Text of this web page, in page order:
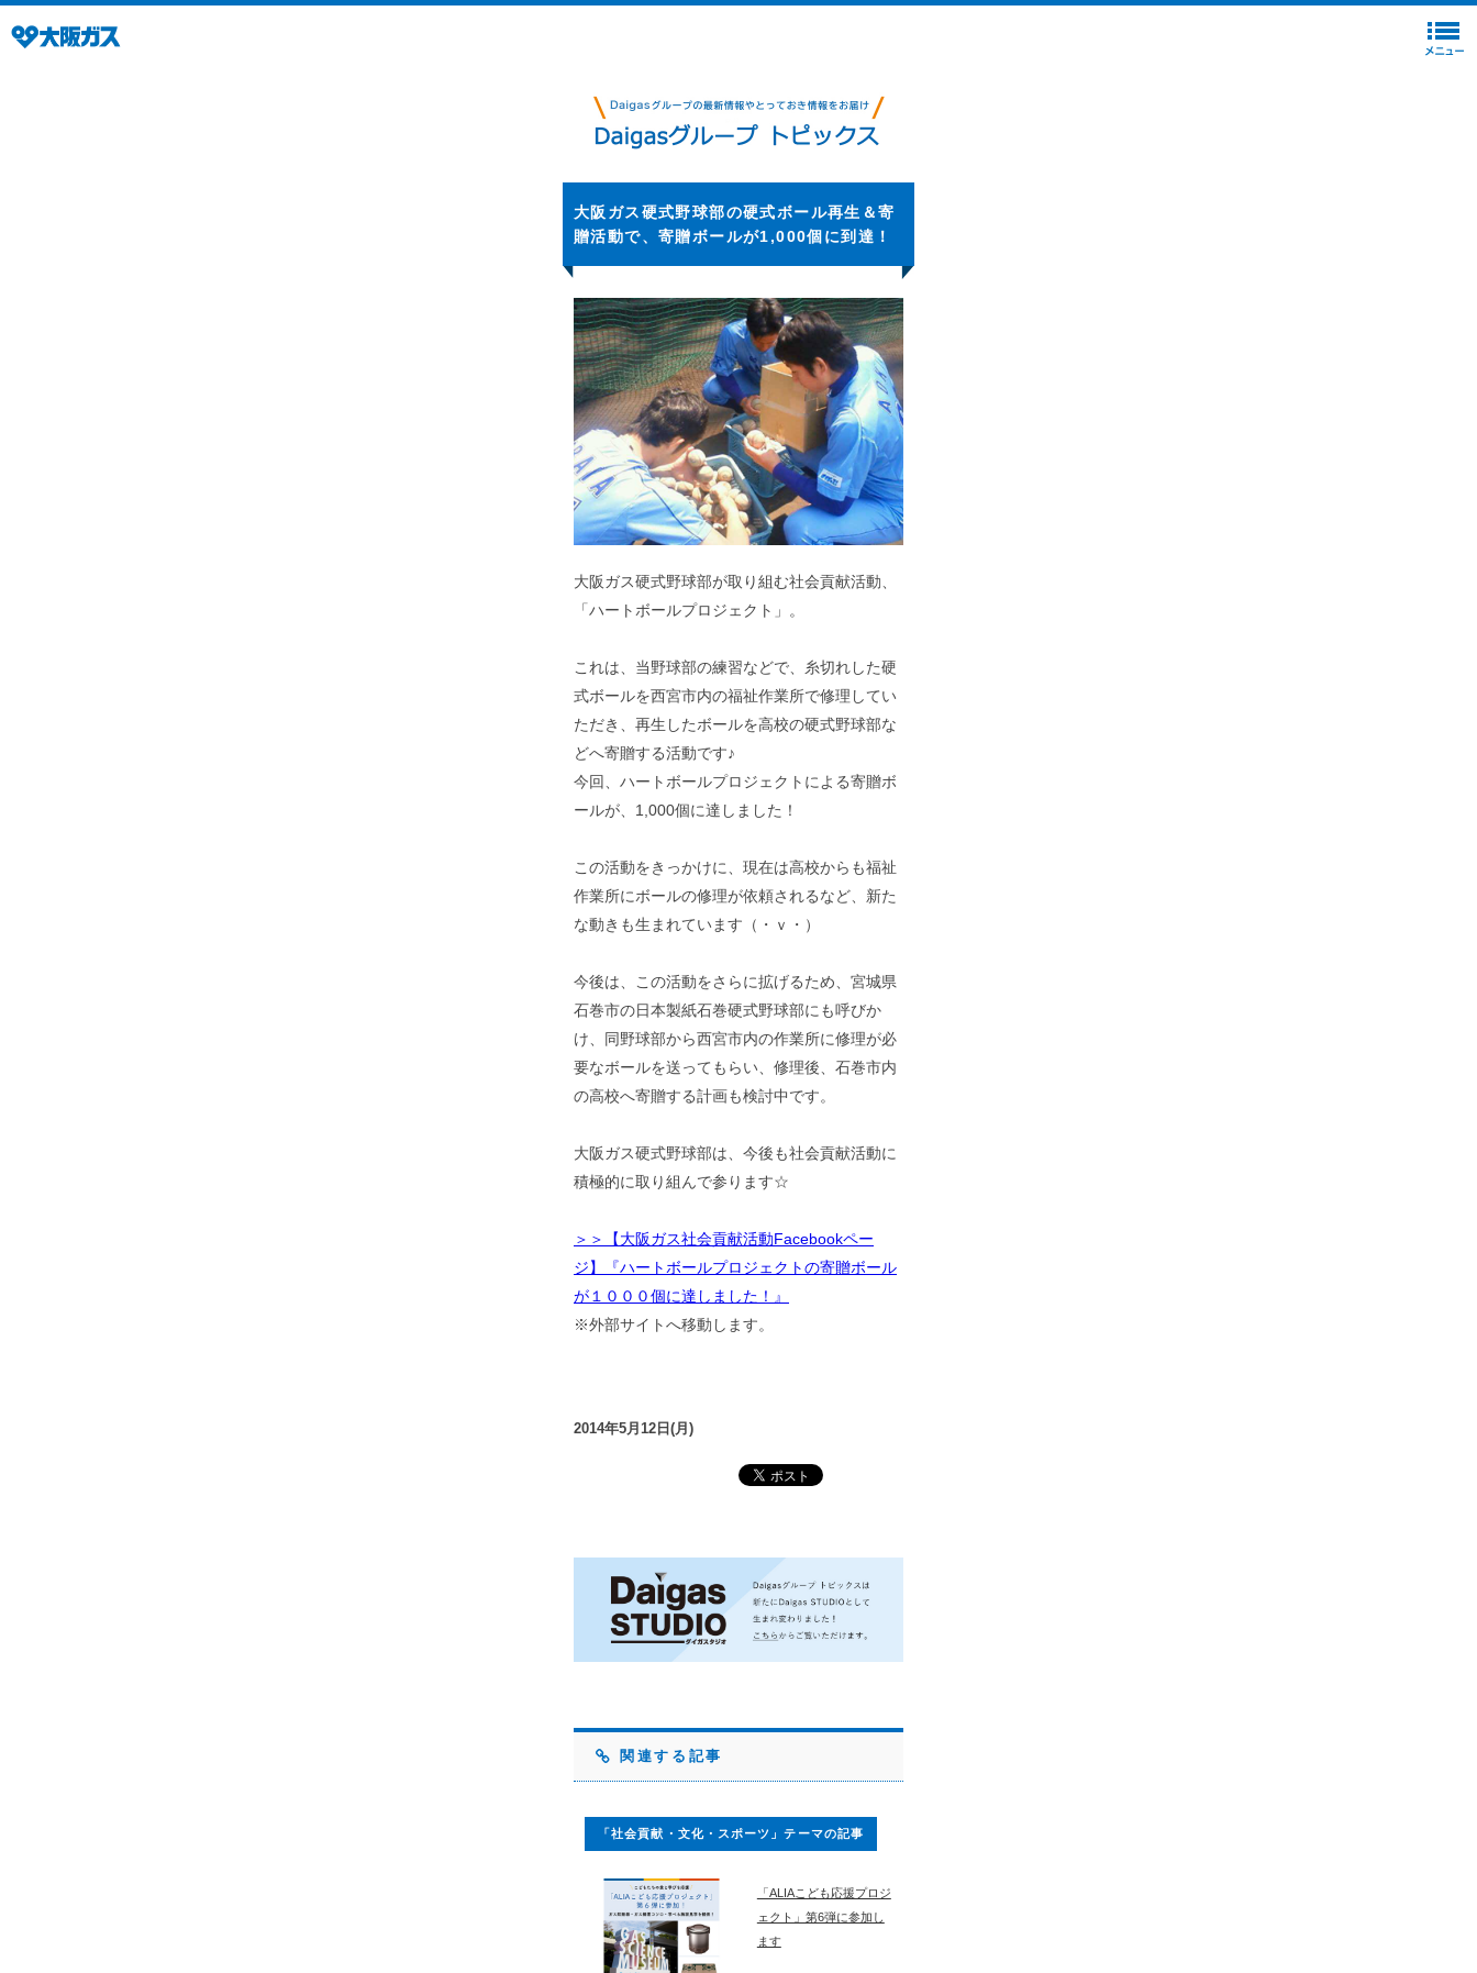
大阪ガス硬式野球部の硬式ボール再生＆寄
贈活動で、寄贈ボールが1,000個に到達！
大阪ガス硬式野球部が取り組む社会貢献活動、
「ハートボールプロジェクト」。
これは、当野球部の練習などで、糸切れした硬
式ボールを西宮市内の福祉作業所で修理してい
ただき、再生したボールを高校の硬式野球部な
どへ寄贈する活動です♪
今回、ハートボールプロジェクトによる寄贈ボ
ールが、1,000個に達しました！
この活動をきっかけに、現在は高校からも福祉
作業所にボールの修理が依頼されるなど、新た
な動きも生まれています（・ｖ・）
今後は、この活動をさらに拡げるため、宮城県
石巻市の日本製紙石巻硬式野球部にも呼びか
け、同野球部から西宮市内の作業所に修理が必
要なボールを送ってもらい、修理後、石巻市内
の高校へ寄贈する計画も検討中です。
大阪ガス硬式野球部は、今後も社会貢献活動に
積極的に取り組んで参ります☆
＞＞【大阪ガス社会貢献活動Facebookペー
ジ】『ハートボールプロジェクトの寄贈ボール
が１０００個に達しました！』
※外部サイトへ移動します。
2014年5月12日(月)
関連する記事
「社会貢献・文化・スポーツ」テーマの記事
「ALIAこども応援プロジ
ェクト」第6弾に参加し
ます